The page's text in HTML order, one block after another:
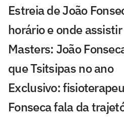
Estreia de João
horário e onde assistir
Masters: João
que Tsitsipas no ano
Exclusivo:
Fonseca fala da